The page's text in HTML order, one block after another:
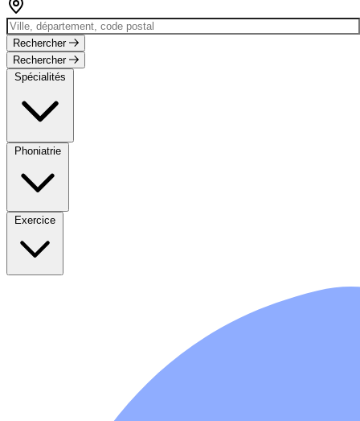
Rechercher
Rechercher
Spécialités
Phoniatrie
Exercice